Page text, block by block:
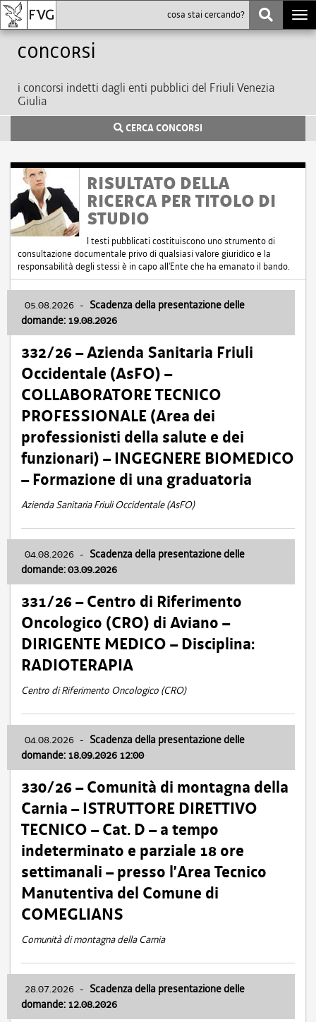
Concorsi
i concorsi indetti dagli enti pubblici del Friuli Venezia
Giulia
CERCA CONCORSI
RISULTATO DELLA
RICERCA PER TITOLO DI
STUDIO
I testi pubblicati costituiscono uno strumento di
consultazione documentale privo di qualsiasi valore giuridico e la
responsabilità degli stessi è in capo all'Ente che ha emanato il bando.
05.08.2026 - Scadenza della presentazione delle
domande: 19.08.2026
332/26 – Azienda Sanitaria Friuli
Occidentale (AsFO) –
COLLABORATORE TECNICO
PROFESSIONALE (Area dei
professionisti della salute e dei
funzionari) – INGEGNERE BIOMEDICO
– Formazione di una graduatoria
Azienda Sanitaria Friuli Occidentale (AsFO)
04.08.2026 - Scadenza della presentazione delle
domande: 03.09.2026
331/26 – Centro di Riferimento
Oncologico (CRO) di Aviano –
DIRIGENTE MEDICO – Disciplina:
RADIOTERAPIA
Centro di Riferimento Oncologico (CRO)
04.08.2026 - Scadenza della presentazione delle
domande: 18.09.2026 12:00
330/26 – Comunità di montagna della
Carnia – ISTRUTTORE DIRETTIVO
TECNICO – Cat. D – a tempo
indeterminato e parziale 18 ore
settimanali – presso l’Area Tecnico
Manutentiva del Comune di
COMEGLIANS
Comunità di montagna della Carnia
28.07.2026 - Scadenza della presentazione delle
domande: 12.08.2026